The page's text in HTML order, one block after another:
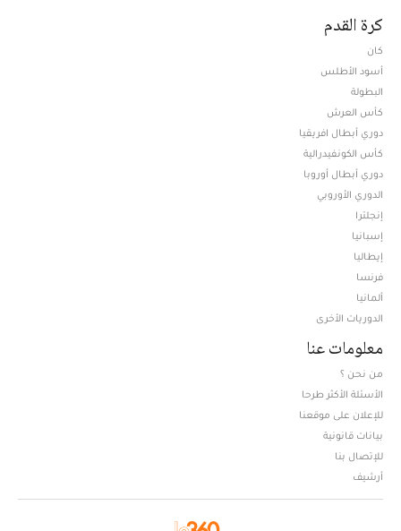
كرة القدم
كان
أسود الأطلس
البطولة
كأس العرش
دوري أبطال افريقيا
كأس الكونفيدرالية
دوري أبطال أوروبا
الدوري الأوروبي
إنجلترا
إسبانيا
إيطاليا
فرنسا
ألمانيا
الدوريات الأخرى
معلومات عنا
من نحن ؟
الأسئلة الأكثر طرحا
للإعلان على موقعنا
بيانات قانونية
للإتصال بنا
أرشيف